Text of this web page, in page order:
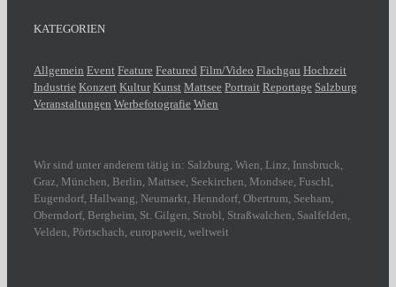
KATEGORIEN
Allgemein Event Feature Featured Film/Video Flachgau Hochzeit
Industrie Konzert Kultur Kunst Mattsee Portrait Reportage Salzburg
Veranstaltungen Werbefotografie Wien
Wir sind unter anderem tätig in: Salzburg, Wien, Linz, Innsbruck,
Graz, München, Berlin, Mattsee, Seekirchen, Mondsee, Fuschl,
Eugendorf, Hallwang, Neumarkt, Henndorf, Obertrum, Seeham,
Oberndorf, Bergheim, St. Gilgen, Strobl, Straßwalchen, Saalfelden,
Velden, Pörtschach, europaweit, weltweit